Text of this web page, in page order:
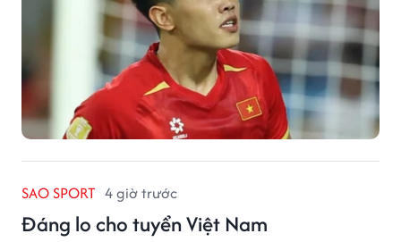
SAO SPORT 4 giờ trước
Đáng lo cho tuyển Việt Nam